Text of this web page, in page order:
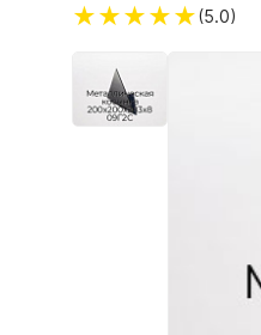
★★★★★(5.0)